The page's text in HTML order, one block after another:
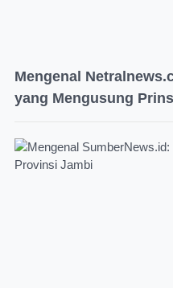
Mengenal
yang Mengusung